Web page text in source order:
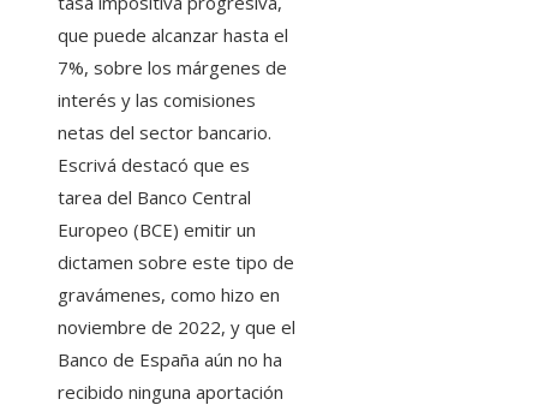
que puede alcanzar hasta el
7%, sobre los márgenes de
interés y las comisiones
netas del sector bancario.
Escrivá destacó que es
tarea del Banco Central
Europeo (BCE) emitir un
dictamen sobre este tipo de
gravámenes, como hizo en
noviembre de 2022, y que el
Banco de España aún no ha
recibido ninguna aportación